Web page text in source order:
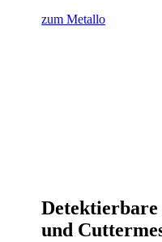
zum Metallo
Detektierbare
und